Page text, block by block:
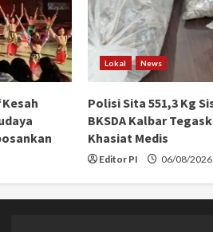
Lokal News
Polisi Sita 551,3 Kg
BKSDA Kalbar
Khasiat Medis
Editor PI 06/08/2026